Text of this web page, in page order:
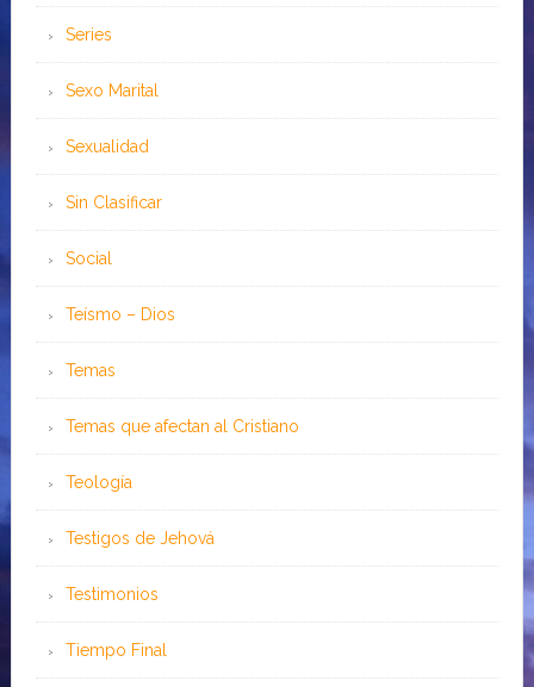
Series
Sexo Marital
Sexualidad
Sin Clasificar
Social
Teísmo – Dios
Temas
Temas que afectan al Cristiano
Teología
Testigos de Jehová
Testimonios
Tiempo Final